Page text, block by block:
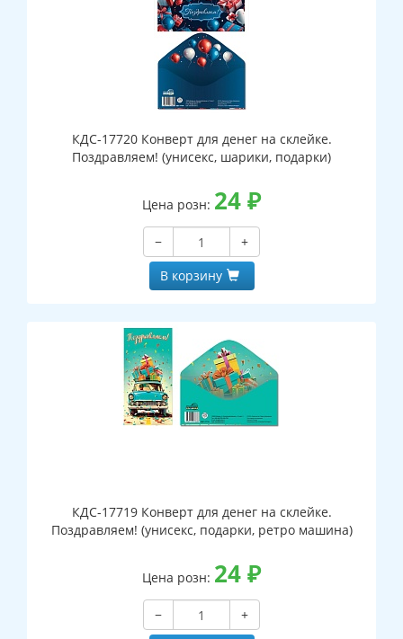
КДС-17720 Конверт для денег на склейке.
Поздравляем! (унисекс, шарики, подарки)
Цена розн: 24₽
−
+
В корзину
КДС-17719 Конверт для денег на склейке.
Поздравляем! (унисекс, подарки, ретро машина)
Цена розн: 24₽
−
+